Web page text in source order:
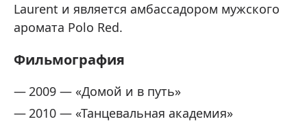
Laurent и является амбассадором мужского
аромата Polo Red.
Фильмография
2009 — «Домой и в путь»
2010 — «Танцевальная академия»